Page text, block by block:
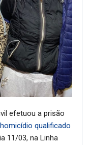
efetuou a prisão
qualificado
11/03, na Linha